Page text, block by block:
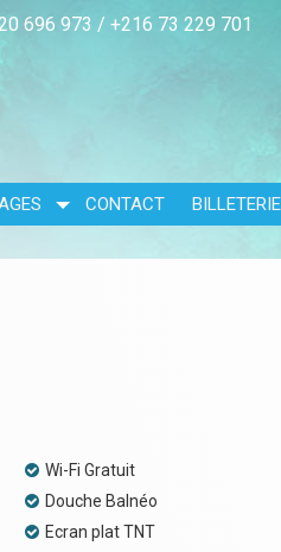
696 973 / +216 73 229 701
CONTACT BILLETERIE
Wi-Fi Gratuit
Douche Balnéo
Ecran plat TNT